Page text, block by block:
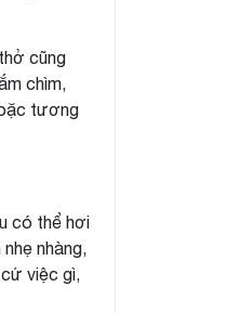
cũng
chìm,
tương
có thể hơi
nhàng,
việc gì,